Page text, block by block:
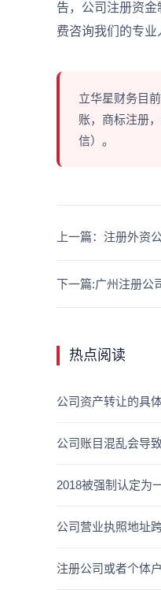
告，公司注册资
费咨询我们的专业
立华星财务目前
账，商标注册
信）。
下一篇:广州注册公
上一篇：注册外资
热点阅读
公司资产转让的具
公司账目混乱会导
2018被强制认定为
公司营业执照地址
注册公司或者个体